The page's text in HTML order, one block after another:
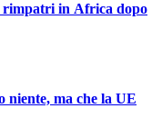
rimpatri in Africa dopo
niente, ma che la UE